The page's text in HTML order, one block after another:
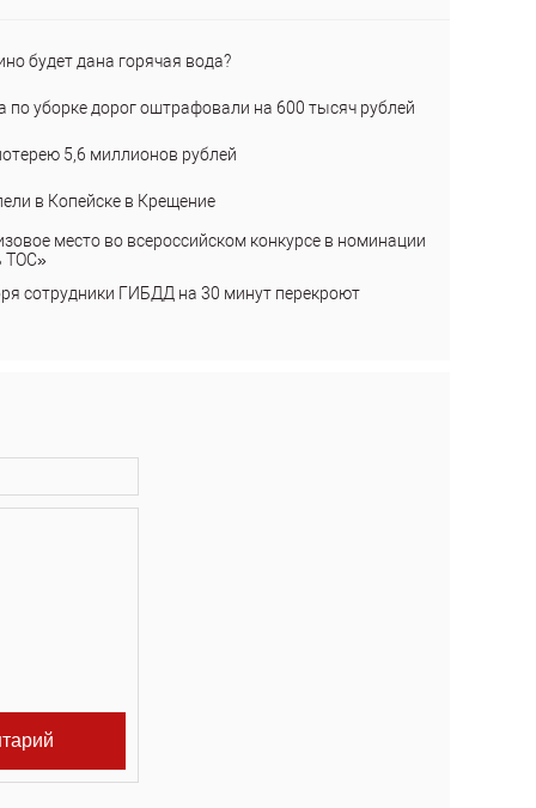
будет дана горячая вода?
по уборке дорог оштрафовали на 600 тысяч рублей
5,6 миллионов рублей
в Копейске в Крещение
место во всероссийском конкурсе в номинации
ТОС»
сотрудники ГИБДД на 30 минут перекроют